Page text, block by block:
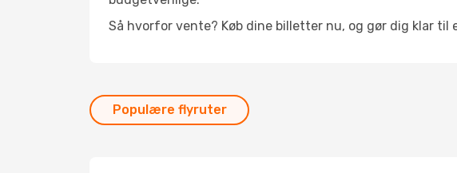
Så hvorfor vente? Køb dine billetter nu, og gør dig klar til
Populære flyruter